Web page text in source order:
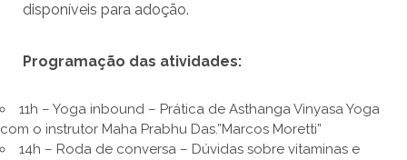
disponíveis para adoção.
Programação das atividades:
11h – Yoga inbound – Prática de Asthanga Vinyasa Yoga
com o instrutor Maha Prabhu Das.”Marcos Moretti”
14h – Roda de conversa – Dúvidas sobre vitaminas e